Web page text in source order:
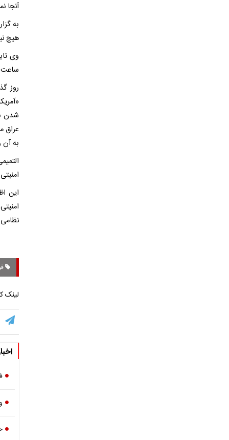
آنجا
به
هیچ
ساعت
روز
شدن
عراق
به آن
این
لینک